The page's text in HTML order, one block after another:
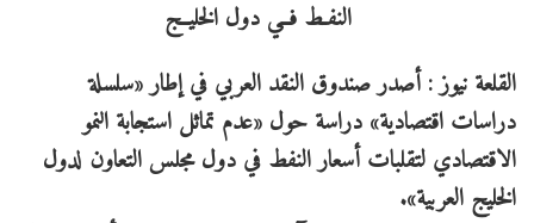
القلعة نيوز : أصدر صندوق النقد العربي في إطار «سلسلة
دراسات اقتصادية» دراسة حول «عدم تماثل استجابة النمو
الاقتصادي لتقلبات أسعار النفط في دول مجلس التعاون لدول
الخليج العربية».